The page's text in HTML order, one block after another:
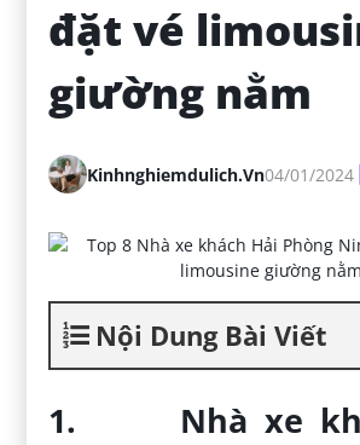
đặt vé
giường nằm
Kinhnghiemdulich.vn04/01/2024
Nội Dung Bài Viết
1. Nhà xe